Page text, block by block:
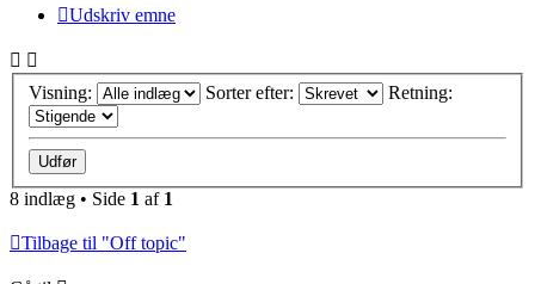
Udskriv emne
Visning: Sorter efter: Retning:
8 indlæg • Side 1 af 1
Tilbage til "Off topic"